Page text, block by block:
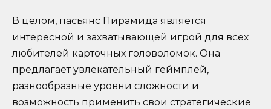
В целом, пасьянс Пирамида является
интересной и захватывающей игрой для всех
любителей карточных головоломок. Она
предлагает увлекательный геймплей,
разнообразные уровни сложности и
возможность применить свои стратегические